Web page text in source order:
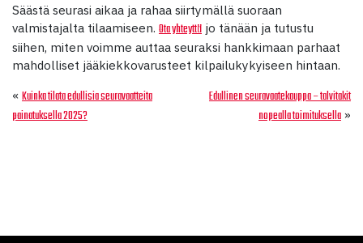
Säästä seurasi aikaa ja rahaa siirtymällä suoraan
valmistajalta tilaamiseen. Ota yhteyttä jo tänään ja tutustu
siihen, miten voimme auttaa seuraksi hankkimaan parhaat
mahdolliset jääkiekkovarusteet kilpailukykyiseen hintaan.
« Kuinka tilata edullisia seuravaatteita
painatuksella 2025?
Edullinen seuravaatekauppa – talvitakit
nopealla toimituksella »